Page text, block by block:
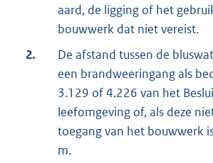
aard, de ligging of het
bouwwerk dat niet vereist.
2.
De afstand tussen de
een brandweeringang als
3.129 of 4.226 van het
leefomgeving of, als deze
toegang van het bouwwerk
m.